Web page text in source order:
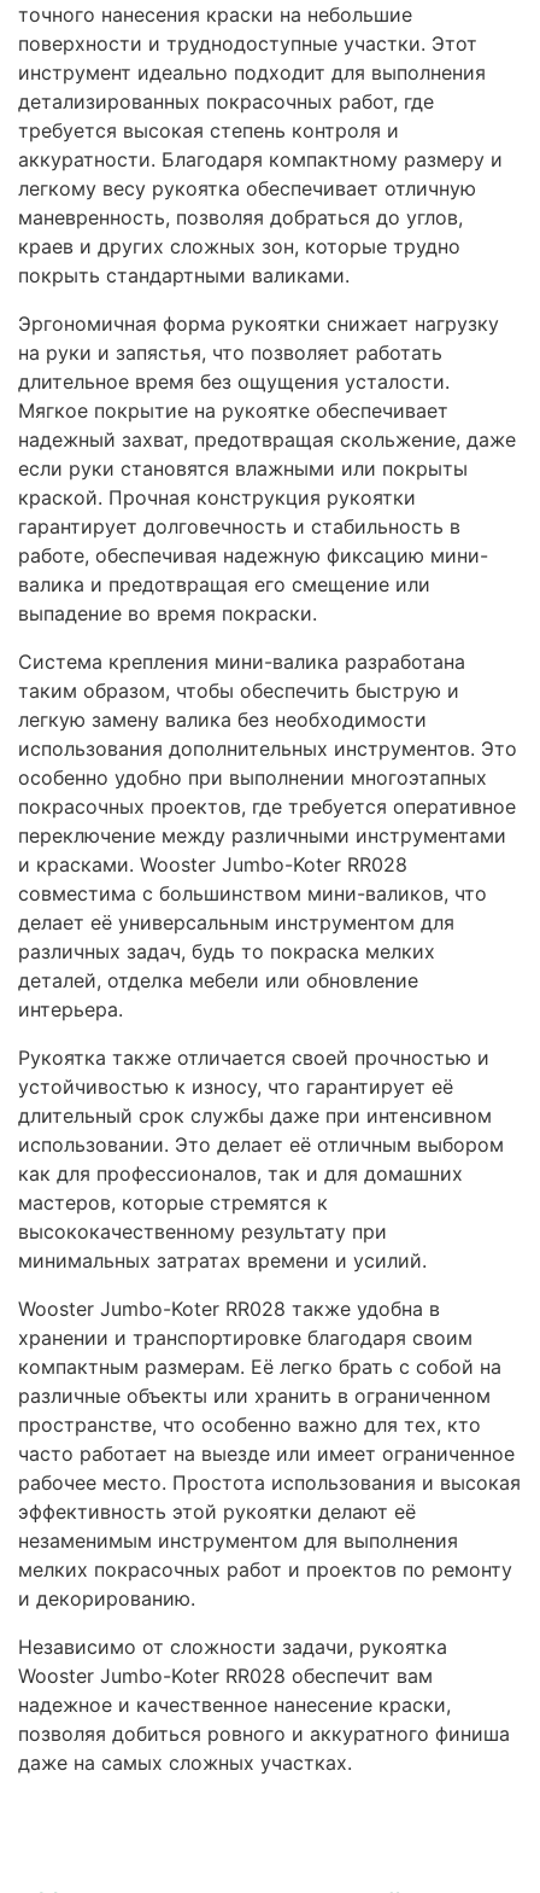
точного нанесения краски на небольшие
поверхности и труднодоступные участки. Этот
инструмент идеально подходит для выполнения
детализированных покрасочных работ, где
требуется высокая степень контроля и
аккуратности. Благодаря компактному размеру и
легкому весу рукоятка обеспечивает отличную
маневренность, позволяя добраться до углов,
краев и других сложных зон, которые трудно
покрыть стандартными валиками.
Эргономичная форма рукоятки снижает нагрузку
на руки и запястья, что позволяет работать
длительное время без ощущения усталости.
Мягкое покрытие на рукоятке обеспечивает
надежный захват, предотвращая скольжение, даже
если руки становятся влажными или покрыты
краской. Прочная конструкция рукоятки
гарантирует долговечность и стабильность в
работе, обеспечивая надежную фиксацию мини-
валика и предотвращая его смещение или
выпадение во время покраски.
Система крепления мини-валика разработана
таким образом, чтобы обеспечить быструю и
легкую замену валика без необходимости
использования дополнительных инструментов. Это
особенно удобно при выполнении многоэтапных
покрасочных проектов, где требуется оперативное
переключение между различными инструментами
и красками. Wooster Jumbo-Koter RR028
совместима с большинством мини-валиков, что
делает её универсальным инструментом для
различных задач, будь то покраска мелких
деталей, отделка мебели или обновление
интерьера.
Рукоятка также отличается своей прочностью и
устойчивостью к износу, что гарантирует её
длительный срок службы даже при интенсивном
использовании. Это делает её отличным выбором
как для профессионалов, так и для домашних
мастеров, которые стремятся к
высококачественному результату при
минимальных затратах времени и усилий.
Wooster Jumbo-Koter RR028 также удобна в
хранении и транспортировке благодаря своим
компактным размерам. Её легко брать с собой на
различные объекты или хранить в ограниченном
пространстве, что особенно важно для тех, кто
часто работает на выезде или имеет ограниченное
рабочее место. Простота использования и высокая
эффективность этой рукоятки делают её
незаменимым инструментом для выполнения
мелких покрасочных работ и проектов по ремонту
и декорированию.
Независимо от сложности задачи, рукоятка
Wooster Jumbo-Koter RR028 обеспечит вам
надежное и качественное нанесение краски,
позволяя добиться ровного и аккуратного финиша
даже на самых сложных участках.